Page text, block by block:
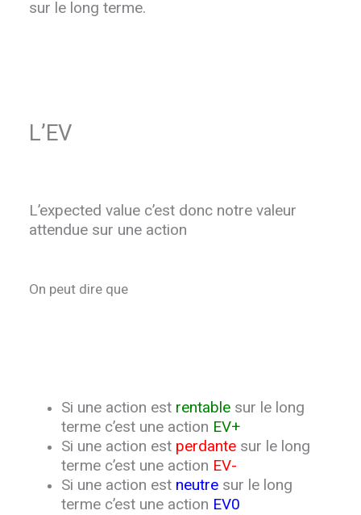
sur le long terme.
L’EV
L’expected value c’est donc notre valeur
attendue sur une action
On peut dire que
Si une action est rentablesur le long
terme c’est une action EV+
Si une action est perdantesur le long
terme c’est une action EV-
Si une action est neutresur le long
terme c’est une action EV0